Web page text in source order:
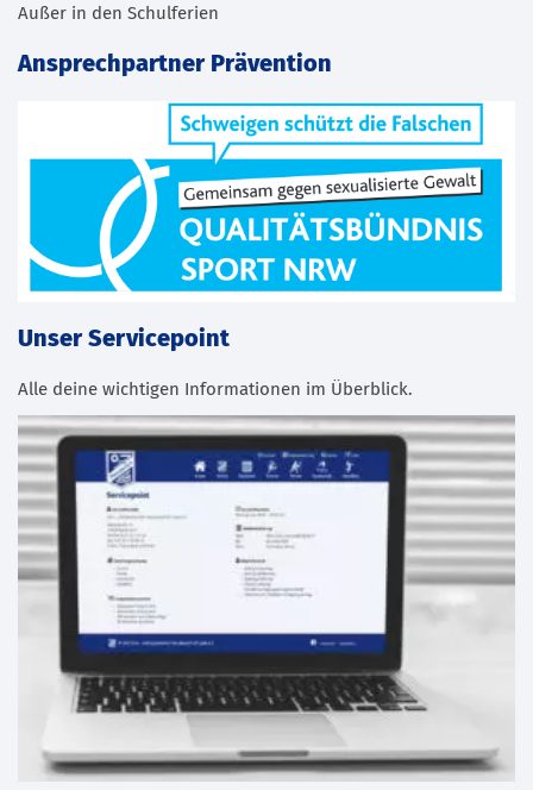
Außer in den Schulferien
Ansprechpartner Prävention
Unser Servicepoint
Alle deine wichtigen Informationen im Überblick.